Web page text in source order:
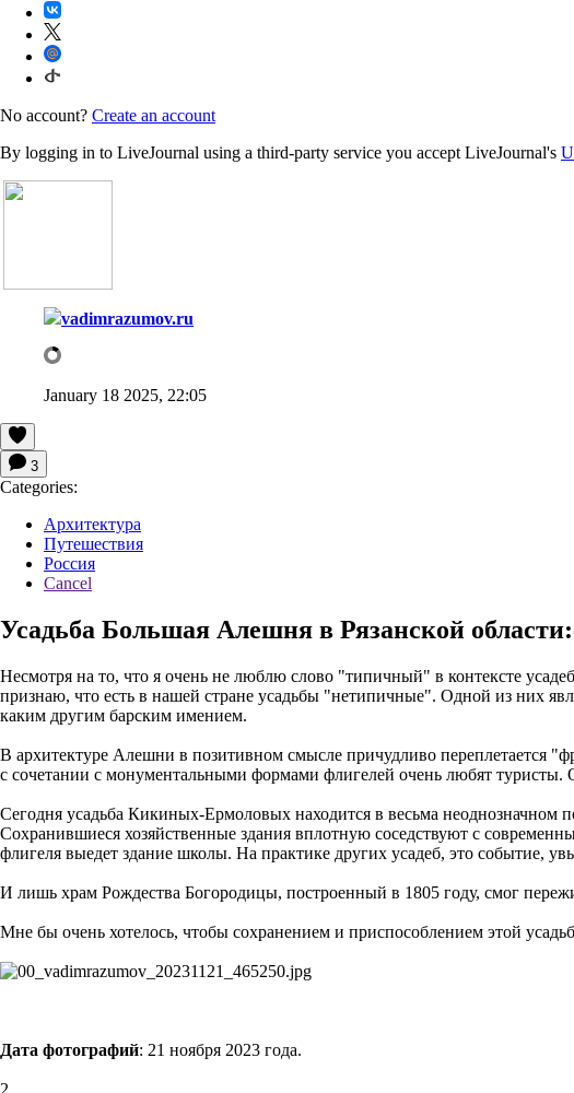
No account? Create an account
By logging in to LiveJournal using a third-party service you accept LiveJournal's
vadimrazumov.ru
January 18 2025, 22:05
3
Categories:
Архитектура
Путешествия
Россия
Cancel
Усадьба Большая Алешня в Рязанской
Несмотря на то, что я очень не люблю слово "типичный" в контексте
признаю, что есть в нашей стране усадьбы "нетипичные". Одной из них
каким другим барским имением.
В архитектуре Алешни в позитивном смысле причудливо переплетается
с сочетании с монументальными формами флигелей очень любят туристы.
Сегодня усадьба Кикиных-Ермоловых находится в весьма неоднозначном
Сохранившиеся хозяйственные здания вплотную соседствуют с
флигеля выедет здание школы. На практике других усадеб, это событие,
И лишь храм Рождества Богородицы, построенный в 1805 году, смог
Мне бы очень хотелось, чтобы сохранением и приспособлением этой
Дата фотографий: 21 ноября 2023 года.
2.